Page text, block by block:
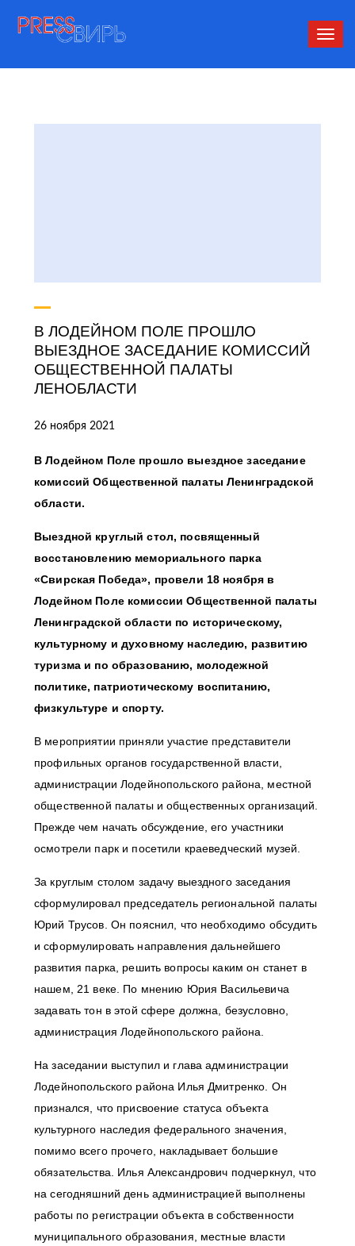
В ЛОДЕЙНОМ ПОЛЕ ПРОШЛО
ВЫЕЗДНОЕ ЗАСЕДАНИЕ КОМИССИЙ
ОБЩЕСТВЕННОЙ ПАЛАТЫ
ЛЕНОБЛАСТИ
26 ноября 2021
В Лодейном Поле прошло выездное заседание
комиссий Общественной палаты Ленинградской
области.
Выездной круглый стол, посвященный
восстановлению мемориального парка
«Свирская Победа», провели 18 ноября в
Лодейном Поле комиссии Общественной палаты
Ленинградской области по историческому,
культурному и духовному наследию, развитию
туризма и по образованию, молодежной
политике, патриотическому воспитанию,
физкультуре и спорту.
В мероприятии приняли участие представители
профильных органов государственной власти,
администрации Лодейнопольского района, местной
общественной палаты и общественных организаций.
Прежде чем начать обсуждение, его участники
осмотрели парк и посетили краеведческий музей.
За круглым столом задачу выездного заседания
сформулировал председатель региональной палаты
Юрий Трусов. Он пояснил, что необходимо обсудить
и сформулировать направления дальнейшего
развития парка, решить вопросы каким он станет в
нашем, 21 веке. По мнению Юрия Васильевича
задавать тон в этой сфере должна, безусловно,
администрация Лодейнопольского района.
На заседании выступил и глава администрации
Лодейнопольского района Илья Дмитренко. Он
признался, что присвоение статуса объекта
культурного наследия федерального значения,
помимо всего прочего, накладывает большие
обязательства. Илья Александрович подчеркнул, что
на сегодняшний день администрацией выполнены
работы по регистрации объекта в собственности
муниципального образования, местные власти